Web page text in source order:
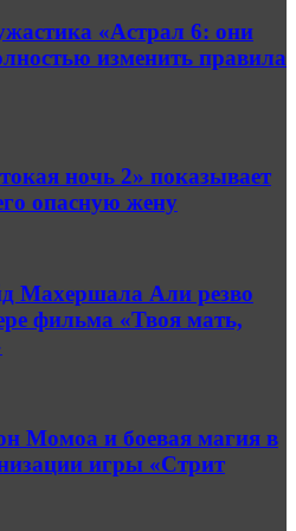
«Астрал 6: они
изменить правила
ночь 2» показывает
опасную жену
Махершала Али резво
фильма «Твоя мать,
Момоа и боевая магия в
игры «Стрит